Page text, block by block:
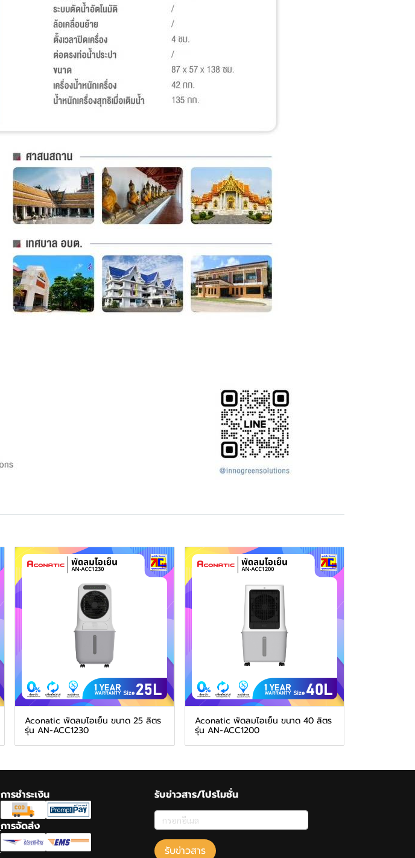
Aconatic พัดลมไอเย็น ขนาด 25 ลิตร
รุ่น AN-ACC1230
Aconatic พัดลมไอเย็น ขนาด 40 ลิตร
รุ่น AN-ACC1200
การชำระเงิน
การจัดส่ง
รับข่าวสาร/โปรโมชั่น
รับข่าวสาร